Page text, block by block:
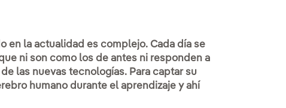
en la actualidad es complejo. Cada día se
ni son como los de antes ni responden a
las nuevas tecnologías. Para captar su
humano durante el aprendizaje y ahí